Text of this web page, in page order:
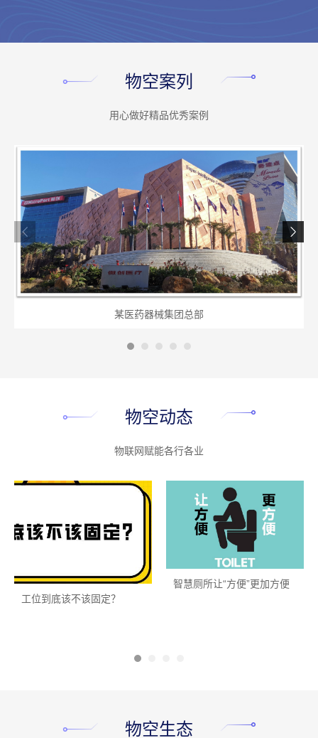
物空案列
用心做好精品优秀案例
某医药器械集团总部
物空动态
物联网赋能各行各业
工位到底该不该固定？
智慧厕所让“方便”更加方便
物空生态